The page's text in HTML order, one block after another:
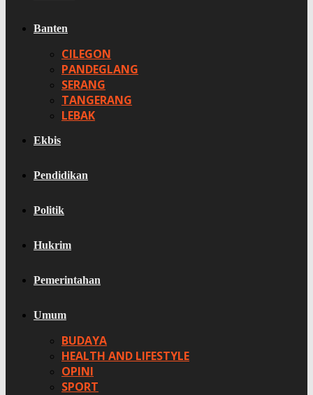
Banten
CILEGON
PANDEGLANG
SERANG
TANGERANG
LEBAK
Ekbis
Pendidikan
Politik
Hukrim
Pemerintahan
Umum
BUDAYA
HEALTH AND LIFESTYLE
OPINI
SPORT